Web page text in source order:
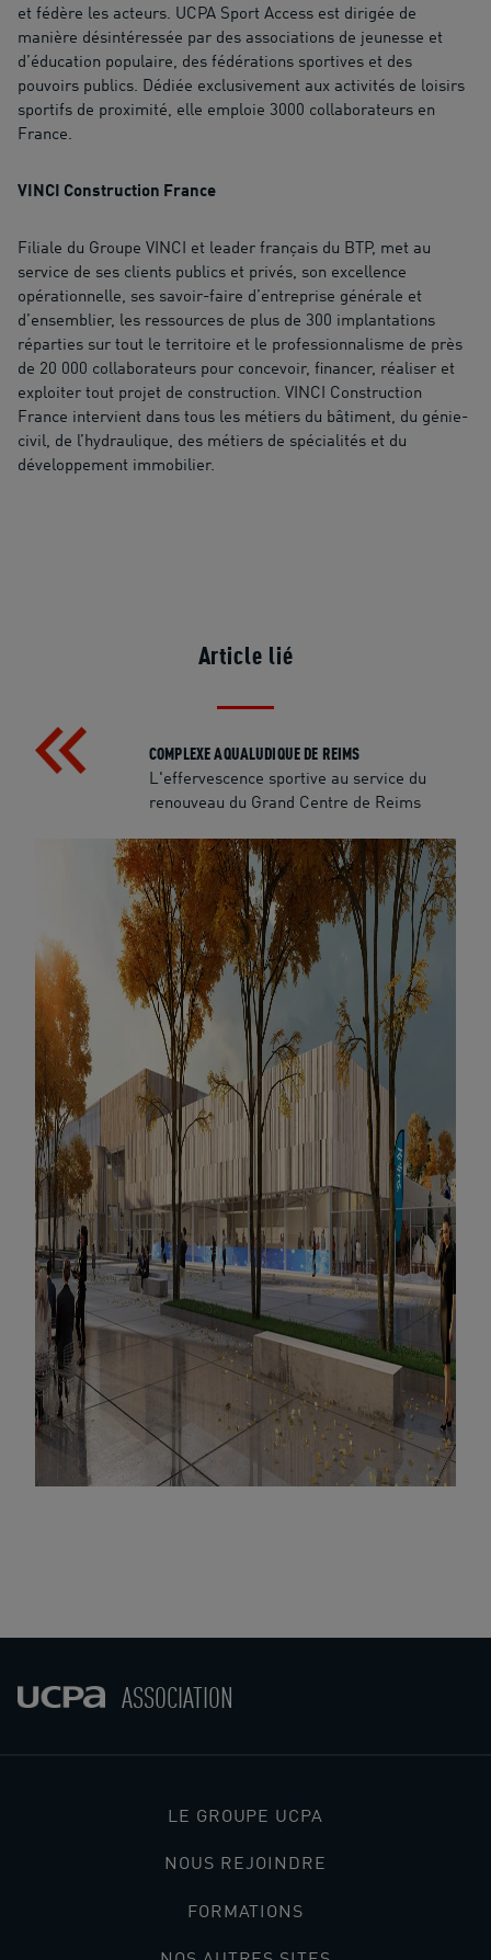
et fédère les acteurs. UCPA Sport Access est dirigée de
manière désintéressée par des associations de jeunesse et
d’éducation populaire, des fédérations sportives et des
pouvoirs publics. Dédiée exclusivement aux activités de loisirs
sportifs de proximité, elle emploie 3000 collaborateurs en
France.
VINCI Construction France
Filiale du Groupe VINCI et leader français du BTP, met au
service de ses clients publics et privés, son excellence
opérationnelle, ses savoir-faire d’entreprise générale et
d’ensemblier, les ressources de plus de 300 implantations
réparties sur tout le territoire et le professionnalisme de près
de 20 000 collaborateurs pour concevoir, financer, réaliser et
exploiter tout projet de construction. VINCI Construction
France intervient dans tous les métiers du bâtiment, du génie-
civil, de l’hydraulique, des métiers de spécialités et du
développement immobilier.
Article lié
COMPLEXE AQUALUDIQUE DE REIMS
L'effervescence sportive au service du
renouveau du Grand Centre de Reims
ASSOCIATION
LE GROUPE UCPA
NOUS REJOINDRE
FORMATIONS